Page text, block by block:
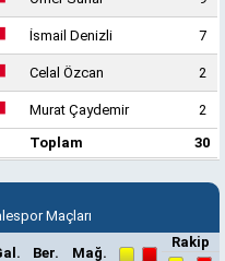
İsmail Denizli 7
Celal Özcan 2
Murat Çaydemir
2
Toplam
30
Maçları
Ber. Mağ.
Rakip